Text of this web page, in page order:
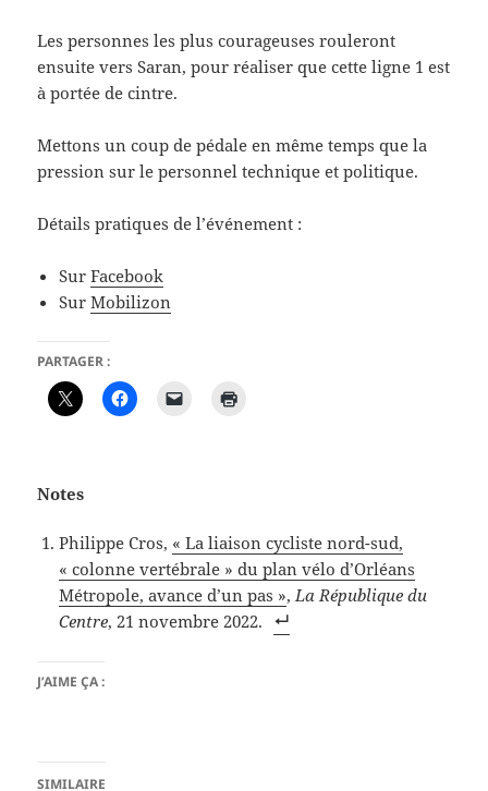
Les personnes les plus courageuses rouleront
ensuite vers Saran, pour réaliser que cette ligne 1 est
à portée de cintre.
Mettons un coup de pédale en même temps que la
pression sur le personnel technique et politique.
Détails pratiques de l’événement :
SurFacebook
SurMobilizon
PARTAGER :
Notes
Philippe Cros, « La liaison cycliste nord-sud,
« colonne vertébrale » du plan vélo d’Orléans
Métropole, avance d’un pas », La République du
Centre, 21 novembre 2022.
J’AIME ÇA :
SIMILAIRE